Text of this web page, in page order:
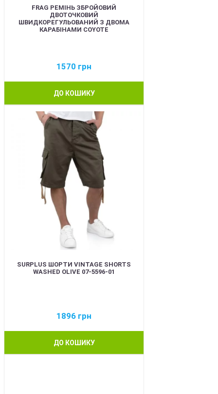
FRAG РЕМІНЬ ЗБРОЙОВИЙ
ДВОТОЧКОВИЙ
ШВИДКОРЕГУЛЬОВАНИЙ З ДВОМА
КАРАБІНАМИ COYOTE
1570 грн
ДО КОШИКУ
SURPLUS ШОРТИ VINTAGE SHORTS
WASHED OLIVE 07-5596-01
1896 грн
ДО КОШИКУ